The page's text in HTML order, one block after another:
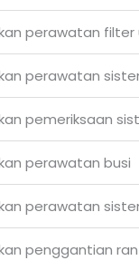
perawatan filter
perawatan
pemeriksaan
perawatan busi
perawatan
penggantian